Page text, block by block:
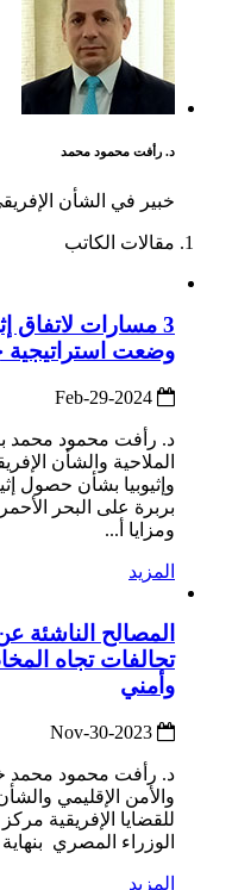
د. رأفت محمود محمد
خبير في الشأن
مقالات الكاتب
3 مسارات لاتفاق
وضعت استراتيجية
د. رأفت محمود محمد
الملاحية والشأن
وإثيوبيا بشأن حصول
بربرة على البحر
ومزايا أ...
المزيد
المصالح الناشئة
تحالفات تجاه
وأمني
د. رأفت محمود محمد
والأمن الإقليمي
للقضايا الإفريقية
الوزراء المصري
المزيد